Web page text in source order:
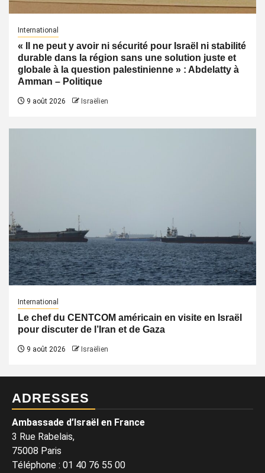
International
« Il ne peut y avoir ni sécurité pour Israël ni stabilité
durable dans la région sans une solution juste et
globale à la question palestinienne » : Abdelatty à
Amman – Politique
9 août 2026 Israëlien
International
Le chef du CENTCOM américain en visite en Israël
pour discuter de l’Iran et de Gaza
9 août 2026 Israëlien
ADRESSES
Ambassade d’Israël en France
3 Rue Rabelais,
75008 Paris
Téléphone : 01 40 76 55 00